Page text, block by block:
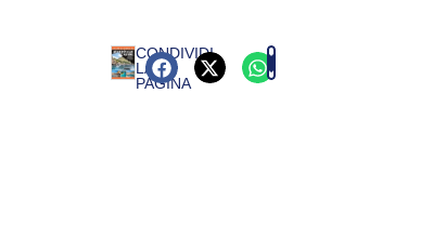
CONDIVIDI
LA
PAGINA